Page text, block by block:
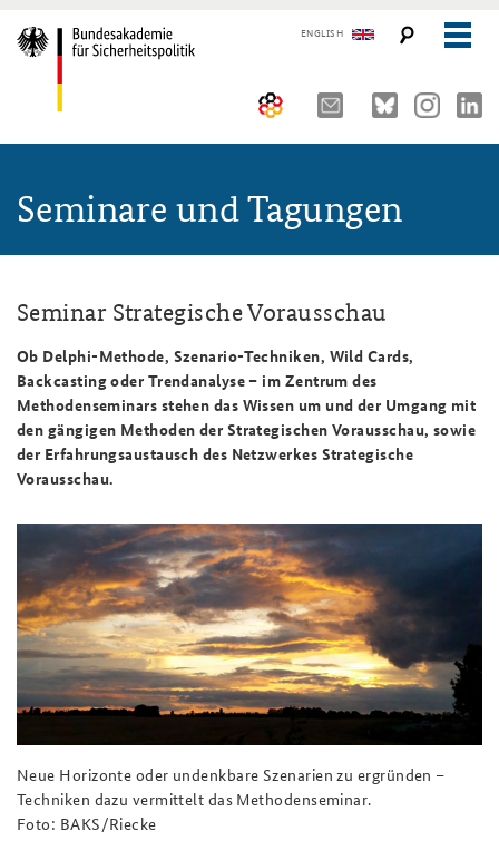
ENGLISH
Auftrag und Organisation
Historischer Ort
Kompetenzzentrum Strategische Vorausschau
Team
Sicherheitspolitische Nachwuchsarbeit
Beirat
Praktika an der BAKS
Anfahrt
Freundeskreis
10 Jahre AKJS
Seminare und Tagungen
Führungskräfteseminar für Sicherheitspolitik
Kernseminar für Sicherheitspolitik
Methodenseminar Strategische Vorausschau
Fachseminar Digitalisierung und Sicherheitspolitik
Fachseminar Desinformation und Sicherheitspolitik
Deutsches Forum Sicherheitspolitik
Arbeitskreis "Junge Sicherheitspolitiker"
Das Sicherheitspolitische Gespräch an der BAKS
Studierendenkonferenz Sicherheitspolitik gestalten
Publikationen und Presse
#angeBAKSt: Aktuelle Kommentare zur Sicherheitspolitik
Arbeitspapiere Sicherheitspolitik
Pressespiegel und Gastbeiträge von BAKS-Angehörigen
Ansprechpartner für Presse- und andere Medienanfragen
Newsletter-Archiv
STUDIENPLATTFORM
Seminare und Tagungen
Seminar Strategische Vorausschau
Ob Delphi-Methode, Szenario-Techniken, Wild Cards,
Backcasting oder Trendanalyse – im Zentrum des
Methodenseminars stehen das Wissen um und der Umgang mit
den gängigen Methoden der Strategischen Vorausschau, sowie
der Erfahrungsaustausch des Netzwerkes Strategische
Vorausschau.
Neue Horizonte oder undenkbare Szenarien zu ergründen –
Techniken dazu vermittelt das Methodenseminar.
Foto: BAKS/Riecke